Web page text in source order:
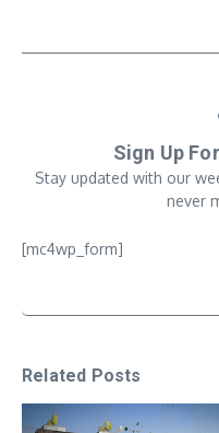
Sign Up
Stay updated with our
never
[mc4wp_form]
Related Posts